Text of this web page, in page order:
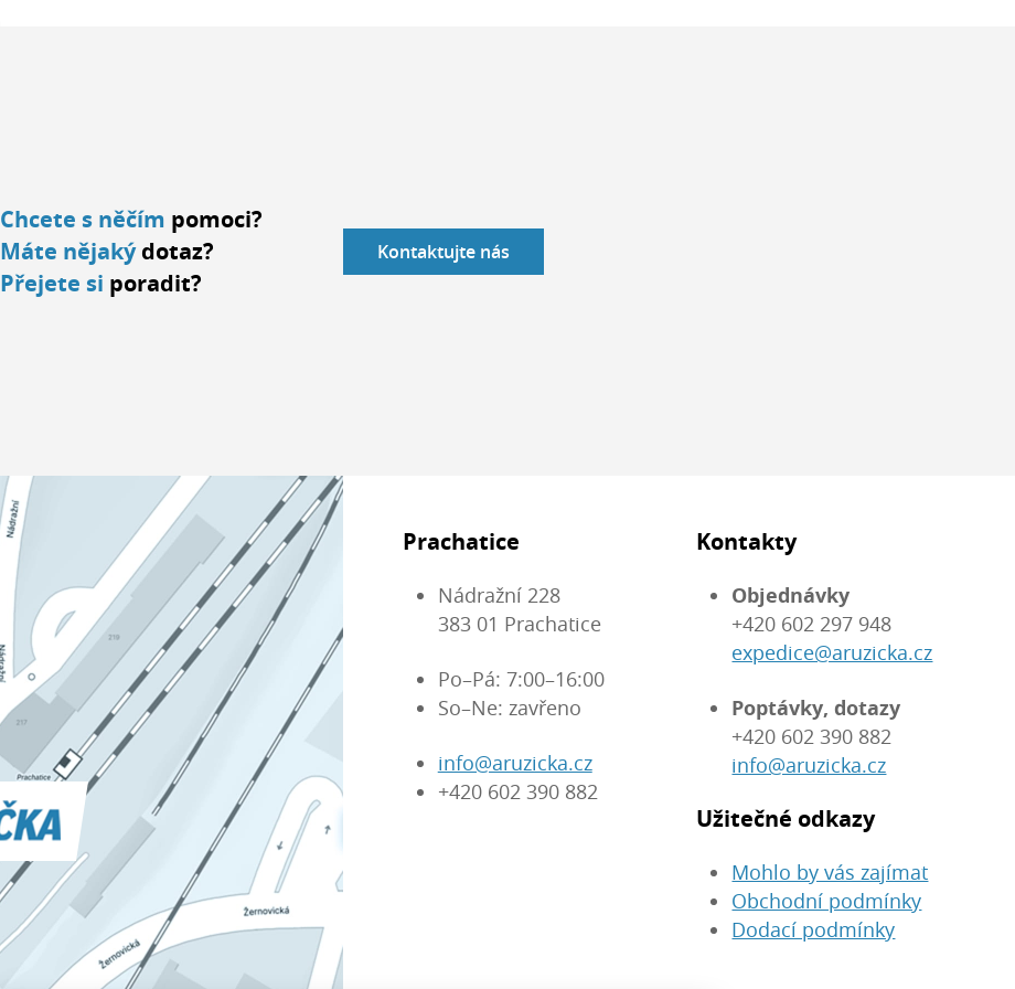
Chcete s něčím pomoci?
Máte nějakýdotaz?
Přejete si poradit?
Kontaktujte nás
Prachatice
Nádražní 228
383 01 Prachatice
Po–Pá: 7:00–16:00
So–Ne: zavřeno
info@aruzicka.cz
+420 602 390 882
Kontakty
Objednávky
+420 602 297 948
expedice@aruzicka.cz
Poptávky, dotazy
+420 602 390 882
info@aruzicka.cz
Užitečné odkazy
Mohlo by vás zajímat
Obchodní podmínky
Dodací podmínky